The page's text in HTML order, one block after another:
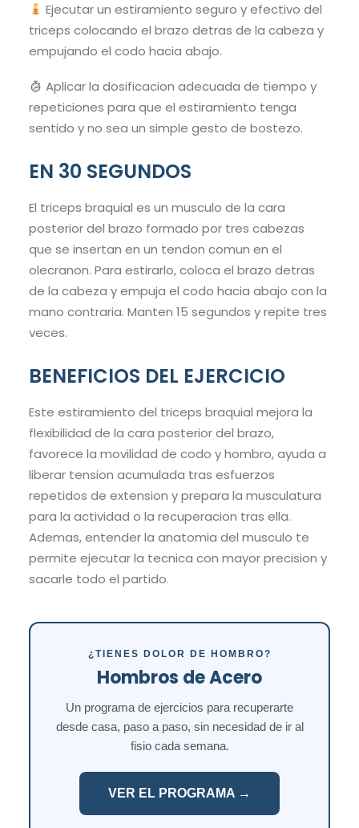
Ejecutar un estiramiento seguro y efectivo del
triceps colocando el brazo detras de la cabeza y
empujando el codo hacia abajo.
Aplicar la dosificacion adecuada de tiempo y
repeticiones para que el estiramiento tenga
sentido y no sea un simple gesto de bostezo.
EN 30 SEGUNDOS
El triceps braquial es un musculo de la cara
posterior del brazo formado por tres cabezas
que se insertan en un tendon comun en el
olecranon. Para estirarlo, coloca el brazo detras
de la cabeza y empuja el codo hacia abajo con la
mano contraria. Manten 15 segundos y repite tres
veces.
BENEFICIOS DEL EJERCICIO
Este estiramiento del triceps braquial mejora la
flexibilidad de la cara posterior del brazo,
favorece la movilidad de codo y hombro, ayuda a
liberar tension acumulada tras esfuerzos
repetidos de extension y prepara la musculatura
para la actividad o la recuperacion tras ella.
Ademas, entender la anatomia del musculo te
permite ejecutar la tecnica con mayor precision y
sacarle todo el partido.
¿TIENES DOLOR DE HOMBRO?
Hombros de Acero
Un programa de ejercicios para recuperarte
desde casa, paso a paso, sin necesidad de ir al
fisio cada semana.
VER EL PROGRAMA →